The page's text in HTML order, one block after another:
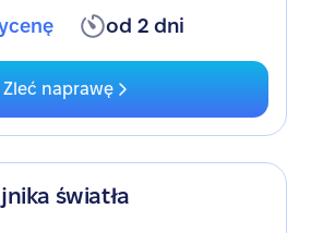
od 2 dni
Zleć naprawę
światła